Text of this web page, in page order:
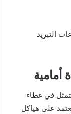
التبريد
في غطاء
على هياكل